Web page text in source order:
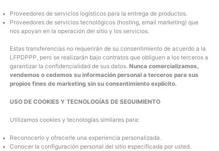
Proveedores de servicios logísticos para la entrega de productos.
Proveedores de servicios tecnológicos (hosting, email marketing) que
nos apoyan en la operación del sitio y los servicios.
Estas transferencias no requerirán de su consentimiento de acuerdo a la
LFPDPPP, pero se realizarán bajo contratos que obliguen a los terceros a
garantizar la confidencialidad de sus datos. Nunca comercializamos,
vendemos o cedemos su información personal a terceros para sus
propios fines de marketing sin su consentimiento explícito.
USO DE COOKIES Y TECNOLOGÍAS DE SEGUIMIENTO
Utilizamos cookies y tecnologías similares para:
Reconocerlo y ofrecerle una experiencia personalizada.
Conocer la configuración personal del sitio especificada por usted.